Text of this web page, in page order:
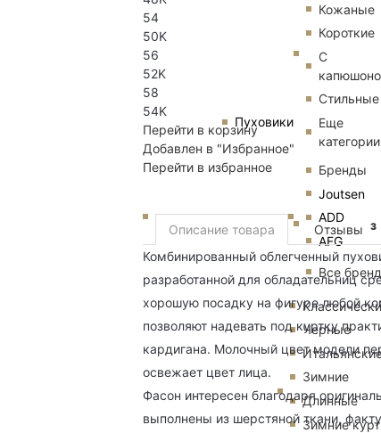
Пуховики
Кожаные
Короткие
С
Стильные
Еще
категории
Бренды
Joutsen
ADD
AFG
Все
Черные
Зимние
Длинные
Зимние
54
50K
56
52K
58
54K
Перейти в корзину
Добавлен в "Избранное"
Перейти в избранное
Описание товара Отзывы 3
Комбинированный облегченный
разработанной для обладательниц
хорошую посадку на фигуре любой
позволяют надевать под куртку
кардигана. Молочный цвет модели
освежает цвет лица.
Фасон интересен благодаря
выполнены из шерстяной ткани,